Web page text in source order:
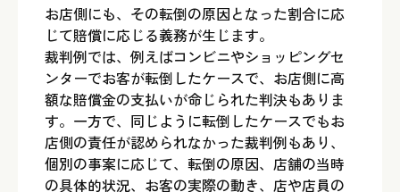
お店側にも、その転倒の原因となった割合に応
じて賠償に応じる義務が生じます。
裁判例では、例えばコンビニやショッピングセ
ンターでお客が転倒したケースで、お店側に高
額な賠償金の支払いが命じられた判決もありま
す。一方で、同じように転倒したケースでもお
店側の責任が認められなかった裁判例もあり、
個別の事案に応じて、転倒の原因、店舗の当時
の具体的状況、お客の実際の動き、店や店員の